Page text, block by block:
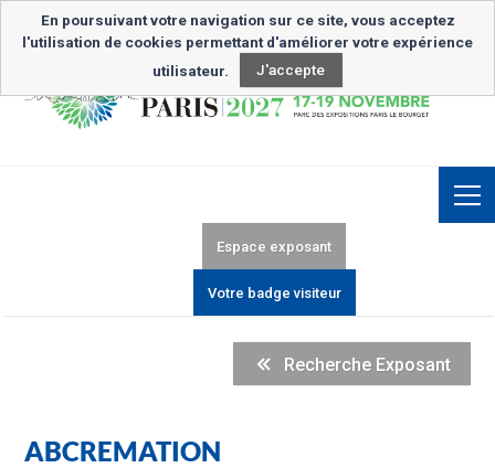
Inscription Newsletter
Espace exposant
Votre badge visiteur
Recherche Exposant
ABCREMATION
En poursuivant votre navigation sur ce site, vous acceptez
l'utilisation de cookies permettant d'améliorer votre expérience
utilisateur.
J'accepte